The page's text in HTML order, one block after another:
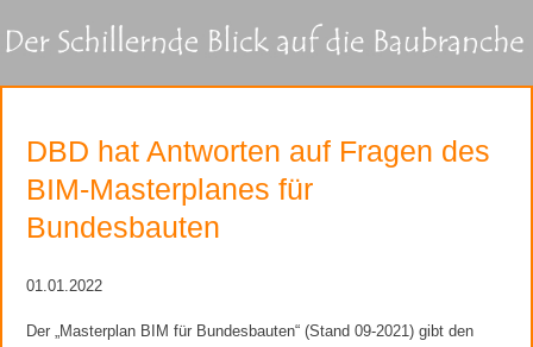
DBD hat Antworten auf Fragen des
BIM-Masterplanes für
Bundesbauten
01.01.2022
Der „Masterplan BIM für Bundesbauten“ (Stand 09-2021) gibt den